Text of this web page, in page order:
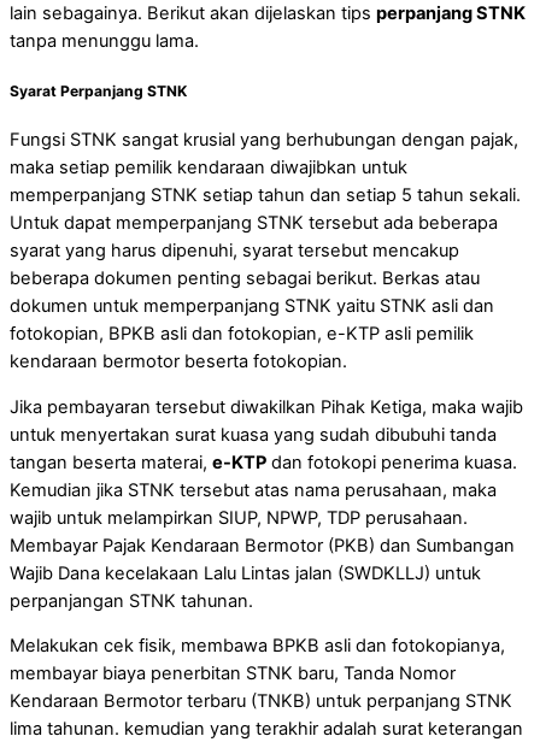
lain sebagainya. Berikut akan dijelaskan tips perpanjang STNK
tanpa menunggu lama.
Syarat Perpanjang STNK
Fungsi STNK sangat krusial yang berhubungan dengan pajak,
maka setiap pemilik kendaraan diwajibkan untuk
memperpanjang STNK setiap tahun dan setiap 5 tahun sekali.
Untuk dapat memperpanjang STNK tersebut ada beberapa
syarat yang harus dipenuhi, syarat tersebut mencakup
beberapa dokumen penting sebagai berikut. Berkas atau
dokumen untuk memperpanjang STNK yaitu STNK asli dan
fotokopian, BPKB asli dan fotokopian, e-KTP asli pemilik
kendaraan bermotor beserta fotokopian.
Jika pembayaran tersebut diwakilkan Pihak Ketiga, maka wajib
untuk menyertakan surat kuasa yang sudah dibubuhi tanda
tangan beserta materai, e-KTP dan fotokopi penerima kuasa.
Kemudian jika STNK tersebut atas nama perusahaan, maka
wajib untuk melampirkan SIUP, NPWP, TDP perusahaan.
Membayar Pajak Kendaraan Bermotor (PKB) dan Sumbangan
Wajib Dana kecelakaan Lalu Lintas jalan (SWDKLLJ) untuk
perpanjangan STNK tahunan.
Melakukan cek fisik, membawa BPKB asli dan fotokopianya,
membayar biaya penerbitan STNK baru, Tanda Nomor
Kendaraan Bermotor terbaru (TNKB) untuk perpanjang STNK
lima tahunan. kemudian yang terakhir adalah surat keterangan